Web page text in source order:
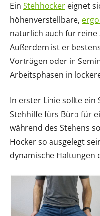
Ein Stehhocker eignet
höhenverstellbare,
natürlich auch für reine
Außerdem ist er
Vorträgen oder in
Arbeitsphasen in
In erster Linie sollte ein
Stehhilfe fürs Büro für
während des Stehens
Hocker so ausgelegt
dynamische Haltungen